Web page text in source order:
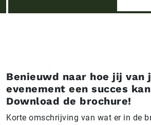
Benieuwd naar hoe jij van
evenement een succes
Download de brochure!
Korte omschrijving van wat er in de